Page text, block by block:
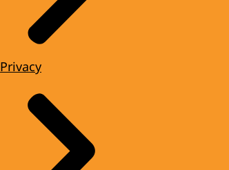
Privacy